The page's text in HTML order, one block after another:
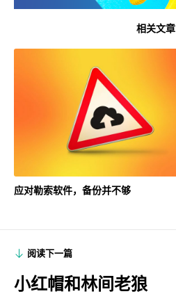
相关文章
应对勒索软件，备份并不够
阅读下一篇
小红帽和林间老狼